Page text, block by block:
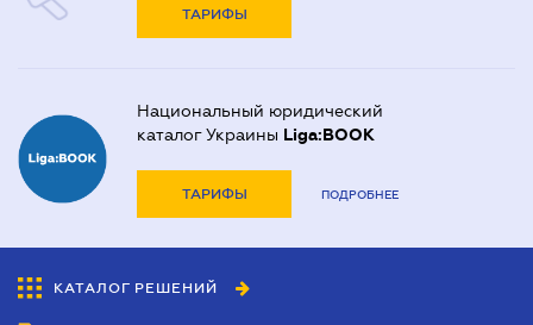
ТАРИФЫ
Национальный юридический
каталог Украины Liga:BOOK
ТАРИФЫ ПОДРОБНЕЕ
КАТАЛОГ РЕШЕНИЙ